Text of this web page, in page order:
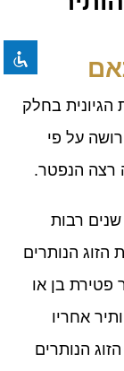
הגיונית בחלק
על פי
רצה הנפטר.
רבות
הנותרים
פטירת בן או
אחריו
הנותרים